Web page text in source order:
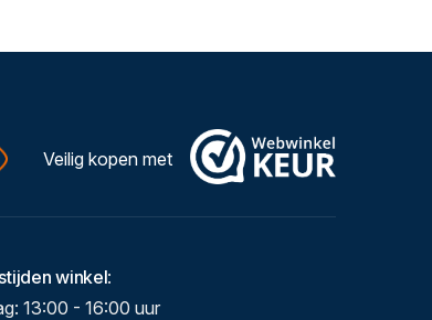
Veilig kopen met
winkel:
13:00 - 16:00 uur